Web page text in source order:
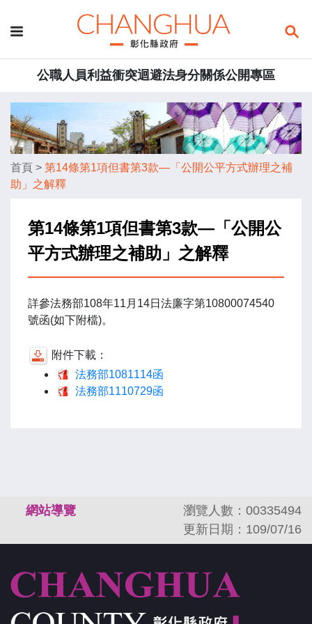
公職人員利益衝突迴避法身分關係公開專區
首頁 > 第14條第1項但書第3款—「公開公平方式辦理之補
助」之解釋
第14條第1項但書第3款—「公開公
平方式辦理之補助」之解釋
詳參法務部108年11月14日法廉字第10800074540
號函(如下附檔)。
附件下載：
法務部1081114函
法務部1110729函
網站導覽
瀏覽人數：00335494
更新日期：109/07/16